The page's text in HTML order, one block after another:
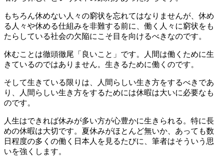
もちろん休めない人々の窮状を忘れてはなりませんが、休め
る人々や休める仕組みを非難する前に、働く人々に窮状をも
たらしている社会の欠陥にこそ目を向けるべきなのです。
休むことは徹頭徹尾「良いこと」です。人間は働くために生
きているのではありません。生きるために働くのです。
そして生きている限りは、人間らしい生き方をするべきであ
り、人間らしい生き方をするためには休暇は大いに必要なも
のです。
人生はできれば休みが多い方が心豊かに生きられる。特に長
めの休暇は大切です。夏休みがほとんど無いか、あっても数
日程度の多くの働く日本人を見るたびに、筆者はそういう思
いを強くします。